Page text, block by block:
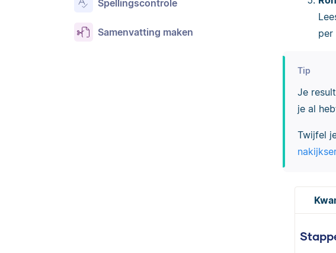
Spellingscontrole
Samenvatting maken
per
Tip
Je
je al
Twijfel